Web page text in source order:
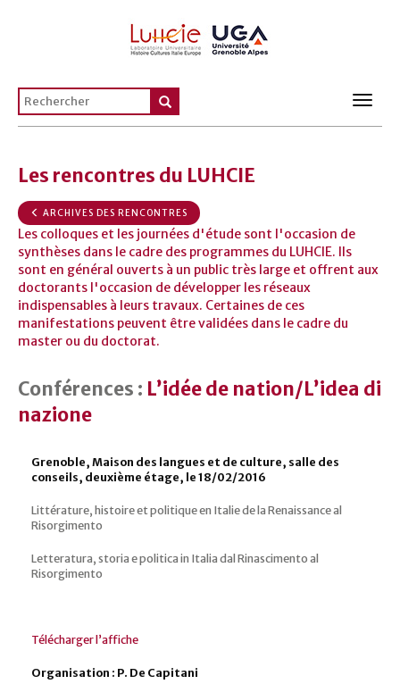
Les rencontres du LUHCIE
ARCHIVES DES RENCONTRES
Les colloques et les journées d'étude sont l'occasion de
synthèses dans le cadre des programmes du LUHCIE. Ils
sont en général ouverts à un public très large et offrent aux
doctorants l'occasion de développer les réseaux
indispensables à leurs travaux. Certaines de ces
manifestations peuvent être validées dans le cadre du
master ou du doctorat.
Conférences : L’idée de nation/L’idea di
nazione
Grenoble, Maison des langues et de culture, salle des
conseils, deuxième étage, le 18/02/2016
Littérature, histoire et politique en Italie de la Renaissance al
Risorgimento
Letteratura, storia e politica in Italia dal Rinascimento al
Risorgimento
Télécharger l’affiche
Organisation : P. De Capitani